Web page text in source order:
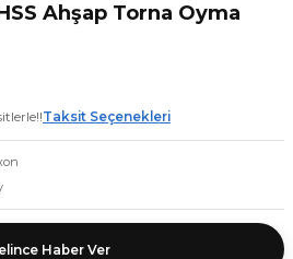
Ahşap Torna Oyma
Taksit Seçenekleri
Haber Ver